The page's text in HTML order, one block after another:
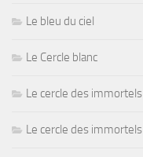
Le bleu du ciel
Le Cercle blanc
Le cercle des immortels
Le cercle des immortels